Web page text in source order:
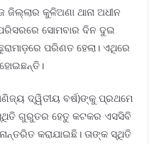
କୁଳିଅଣା ଥାନା ଅଧୀନ
ସୋମବାର ଦିନ ଦୁଇ
ପରିଣତ ହେଲା। ଏଥିରେ
ଦ୍ୱିତୀୟ ବର୍ଷ)ଙ୍କୁ ପ୍ରଥମେ
ଗୁରୁତର ହେତୁ କଟକର ଏସସିବି
କରାଯାଇଛି। ତାଙ୍କ ସ୍ଥିତି